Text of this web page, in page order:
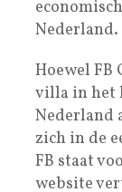
Nederland.
Hoewel FB
villa in het
Nederland
zich in de
FB staat
website